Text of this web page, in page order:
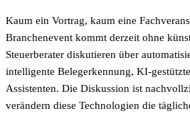
Kaum ein Vortrag, kaum eine
Branchenevent kommt derzeit ohne
Steuerberater diskutieren über
intelligente Belegerkennung, KI-
Assistenten. Die Diskussion ist
verändern diese Technologien die